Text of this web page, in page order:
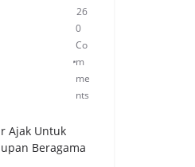
an
g
Dis
tri
bu
sik
2.0
26
0
Co
m
me
nts
Ajak Untuk
Beragama